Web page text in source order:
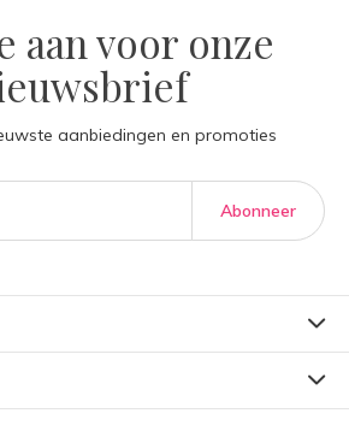
aan voor onze
aanbiedingen en promoties
Abonneer